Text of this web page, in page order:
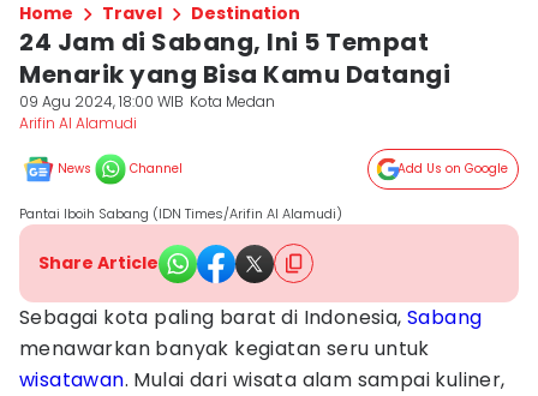
Home Travel Destination
24 Jam di Sabang, Ini 5 Tempat
Menarik yang Bisa Kamu Datangi
09 Agu 2024, 18:00 WIB Kota Medan
Arifin Al Alamudi
News Channel Add Us on Google
Pantai Iboih Sabang (IDN Times/Arifin Al Alamudi)
Share Article
Sebagai kota paling barat di Indonesia, Sabang
menawarkan banyak kegiatan seru untuk
wisatawan. Mulai dari wisata alam sampai kuliner,